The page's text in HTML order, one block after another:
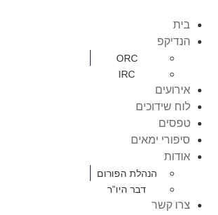
בית
הנדיקפ
ORC
IRC
אירועים
לוח שידוכים
טפסים
סיפורי ימאים
אודות
הנהלת הפורום
דבר היו”ר
צרו קשר